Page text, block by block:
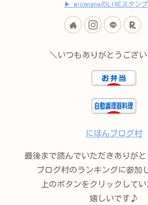
▶︎ miconanaのLINEスタン
＼いつもありがとうござ
にほんブログ村
最後まで読んでいただきありがと
ブログ村のランキングに参加
上のボタンをクリックして
嬉しいです♪